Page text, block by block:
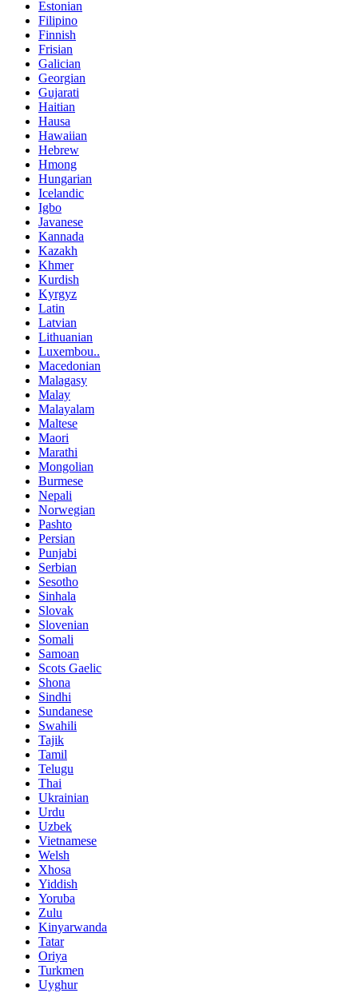
Estonian
Filipino
Finnish
Frisian
Galician
Georgian
Gujarati
Haitian
Hausa
Hawaiian
Hebrew
Hmong
Hungarian
Icelandic
Igbo
Javanese
Kannada
Kazakh
Khmer
Kurdish
Kyrgyz
Latin
Latvian
Lithuanian
Luxembou..
Macedonian
Malagasy
Malay
Malayalam
Maltese
Maori
Marathi
Mongolian
Burmese
Nepali
Norwegian
Pashto
Persian
Punjabi
Serbian
Sesotho
Sinhala
Slovak
Slovenian
Somali
Samoan
Scots Gaelic
Shona
Sindhi
Sundanese
Swahili
Tajik
Tamil
Telugu
Thai
Ukrainian
Urdu
Uzbek
Vietnamese
Welsh
Xhosa
Yiddish
Yoruba
Zulu
Kinyarwanda
Tatar
Oriya
Turkmen
Uyghur